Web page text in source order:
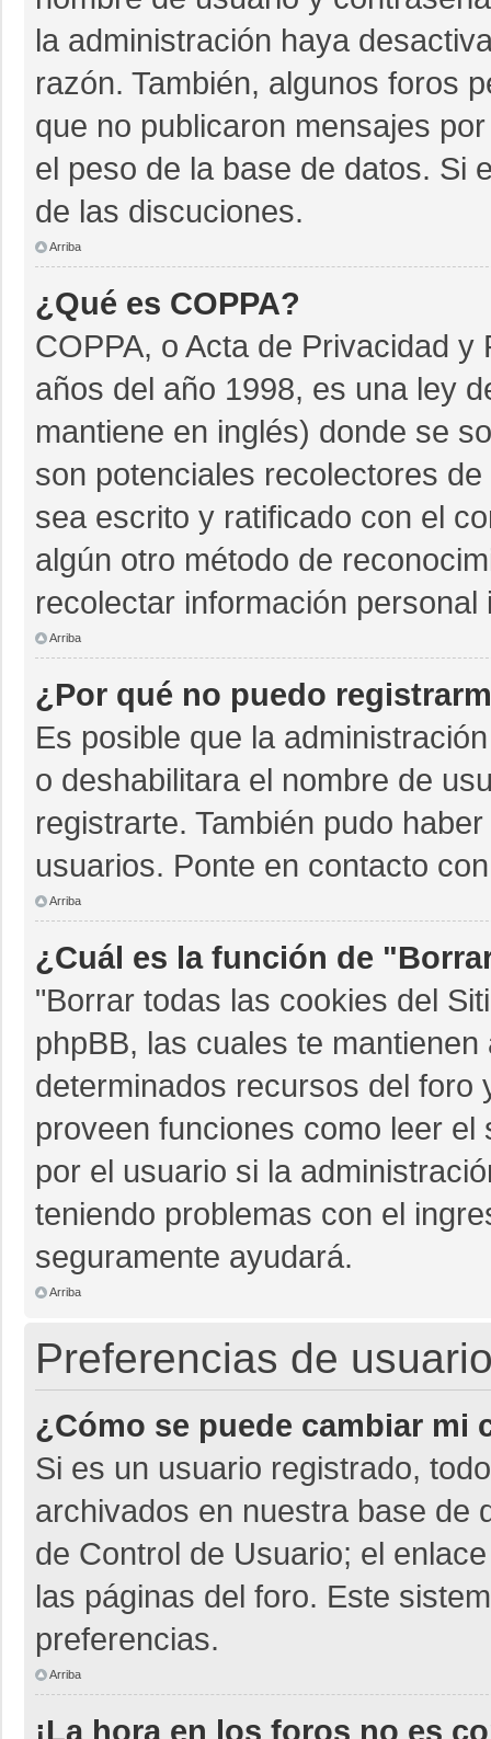
la administración haya
razón. También, algunos foros
que no publicaron mensajes
el peso de la base de datos. Si
de las discuciones.
Arriba
¿Qué es COPPA?
COPPA, o Acta de Privacidad
años del año 1998, es una ley
mantiene en inglés) donde se
son potenciales recolectores
sea escrito y ratificado con el
algún otro método de
recolectar información
Arriba
¿Por qué no puedo
Es posible que la
o deshabilitara el nombre de
registrarte. También pudo
usuarios. Ponte en contacto
Arriba
¿Cuál es la función de
"Borrar todas las cookies del
phpBB, las cuales te
determinados recursos del foro
proveen funciones como leer
por el usuario si la
teniendo problemas con el
seguramente ayudará.
Arriba
Preferencias de
¿Cómo se puede cambiar mi
Si es un usuario registrado,
archivados en nuestra base de
de Control de Usuario; el
las páginas del foro. Este
preferencias.
Arriba
¡La hora en los foros no es